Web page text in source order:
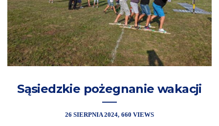
Sąsiedzkie pożegnanie wakacji
26 SIERPNIA 2024 660 VIEWS